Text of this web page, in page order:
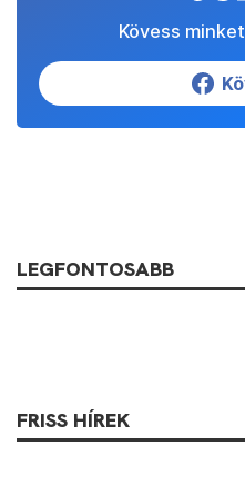
Kövess
LEGFONTOSABB
FRISS HÍREK